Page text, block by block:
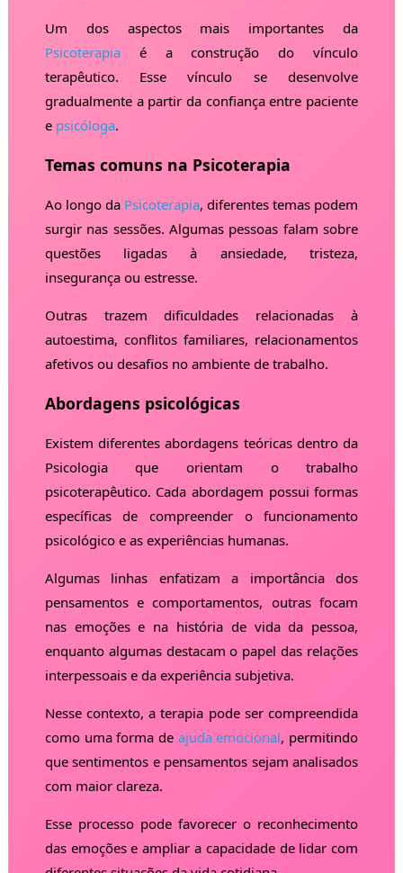
Um dos aspectos mais importantes da
Psicoterapiaé a construção do vínculo
terapêutico. Esse vínculo se desenvolve
gradualmente a partir da confiança entre paciente
e psicóloga.
Temas comuns na Psicoterapia
Ao longo da Psicoterapia, diferentes temas podem
surgir nas sessões. Algumas pessoas falam sobre
questões ligadas à ansiedade, tristeza,
insegurança ou estresse.
Outras trazem dificuldades relacionadas à
autoestima, conflitos familiares, relacionamentos
afetivos ou desafios no ambiente de trabalho.
Abordagens psicológicas
Existem diferentes abordagens teóricas dentro da
Psicologia que orientam o trabalho
psicoterapêutico. Cada abordagem possui formas
específicas de compreender o funcionamento
psicológico e as experiências humanas.
Algumas linhas enfatizam a importância dos
pensamentos e comportamentos, outras focam
nas emoções e na história de vida da pessoa,
enquanto algumas destacam o papel das relações
interpessoais e da experiência subjetiva.
Nesse contexto, a terapia pode ser compreendida
como uma forma de ajuda emocional, permitindo
que sentimentos e pensamentos sejam analisados
com maior clareza.
Esse processo pode favorecer o reconhecimento
das emoções e ampliar a capacidade de lidar com